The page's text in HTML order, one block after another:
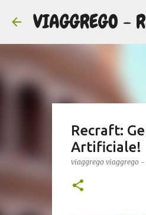
VIAGGREGO -
Recraft:
Artificiale!
viaggrego viaggrego -